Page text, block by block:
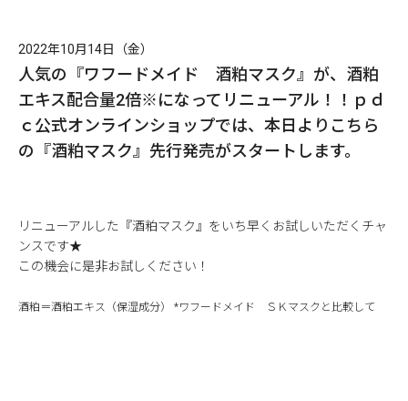
2022年10月14日（金）
人気の『ワフードメイド 酒粕マスク』が、酒粕
エキス配合量2倍※になってリニューアル！！ｐｄ
ｃ公式オンラインショップでは、本日よりこちら
の『酒粕マスク』先行発売がスタートします。
リニューアルした『酒粕マスク』をいち早くお試しいただくチャ
ンスです★
この機会に是非お試しください！
酒粕＝酒粕エキス（保湿成分） *ワフードメイド ＳＫマスクと比較して